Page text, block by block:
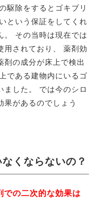
駆除をするとゴキブリ
という保証をしてくれ
。 その当時は現在では
用されており、 薬剤効
剤の成分が床上で検出
である建物内にいるゴ
ました。 では今のシロ
果があるのでしょう
くならないの？
での二次的な効果は